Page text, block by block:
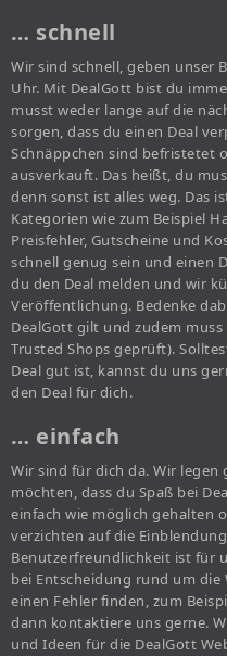
… schnell
Wir sind schnell, geben unser
Uhr. Mit DealGott bist du
musst weder lange auf die
sorgen, dass du einen Deal
Schnäppchen sind befristetet
ausverkauft. Das heißt, du
denn sonst ist alles weg. Das
Kategorien wie zum Beispiel
Preisfehler, Gutscheine und
schnell genug sein und einen
du den Deal melden und wir
Veröffentlichung. Bedenke
DealGott gilt und zudem
Trusted Shops geprüft).
Deal gut ist, kannst du uns
den Deal für dich.
… einfach
Wir sind für dich da. Wir
möchten, dass du Spaß bei
einfach wie möglich gehalten
verzichten auf die
Benutzerfreundlichkeit ist für
bei Entscheidung rund um die
einen Fehler finden, zum
dann kontaktiere uns gerne.
und Ideen für die DealGott